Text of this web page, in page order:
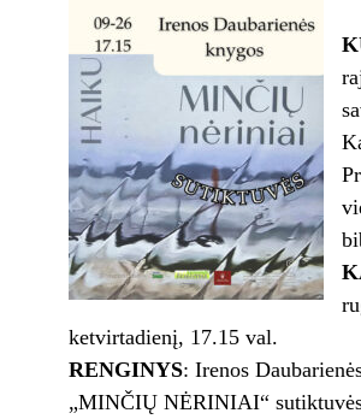
ketvirtadienį, 17.15 val.
RENGINYS: Irenos
„MINČIŲ NĖRINIAI“